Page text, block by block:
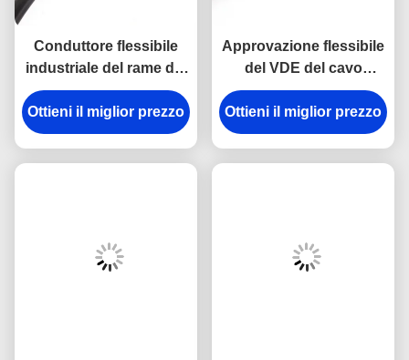
Conduttore flessibile
industriale del rame del
centro di Muti del cavo
di H05VVF 0.5-6mm2
Ottieni il miglior prezzo
Approvazione flessibile
del VDE del cavo
elettrico del PVC di
H05V2V2-F 2x0.75mm2
300/500V
Ottieni il miglior prezzo